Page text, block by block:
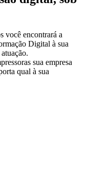
você encontrará a
Digital à sua
sua empresa
qual à sua